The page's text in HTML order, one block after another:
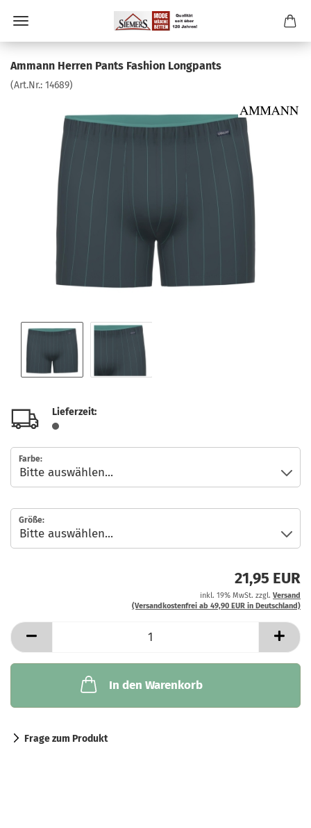
Ammann Herren Pants Fashion Longpants
(Art.Nr.: 14689)
Lieferzeit:
Farbe:
Größe:
21,95 EUR
inkl. 19% MwSt. zzgl. Versand
(Versandkostenfrei ab 49,90 EUR in Deutschland)
In den Warenkorb
Frage zum Produkt